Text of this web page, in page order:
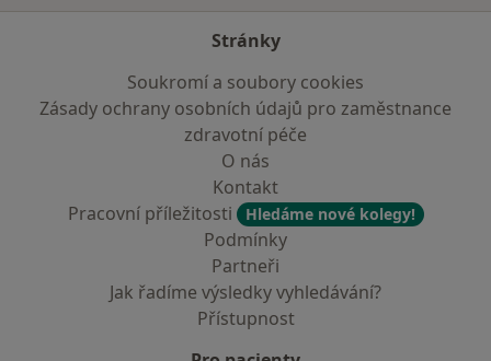
Stránky
Soukromí a soubory cookies
Zásady ochrany osobních údajů pro zaměstnance
zdravotní péče
O nás
Kontakt
Pracovní příležitosti
Hledáme nové kolegy!
Podmínky
Partneři
Jak řadíme výsledky vyhledávání?
Přístupnost